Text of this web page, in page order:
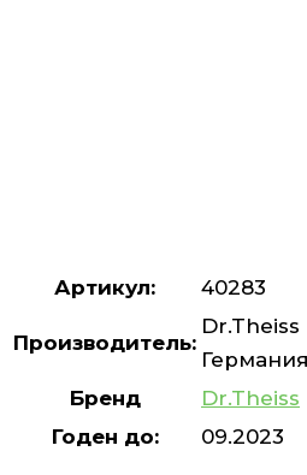
Артикул: 40283
Производитель:
Германия
Бренд
Dr.Theiss
Годен до:
09.2023